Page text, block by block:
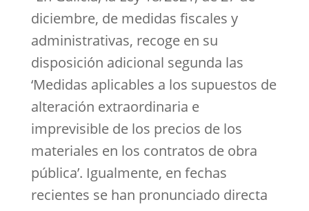
diciembre, de medidas fiscales y
administrativas, recoge en su
disposición adicional segunda las
‘Medidas aplicables a los supuestos de
alteración extraordinaria e
imprevisible de los precios de los
materiales en los contratos de obra
pública’. Igualmente, en fechas
recientes se han pronunciado directa